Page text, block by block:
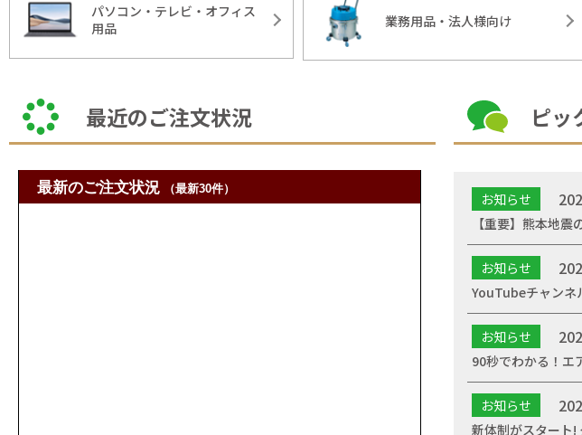
パソコン・テレビ・オフィス
用品
業務用品・法人様向け
最近のご注文状況 ピッ
お知らせ
【重要】熊本地
お知らせ
YouTubeチャンネ
お知らせ
90秒でわかる！エ
お知らせ
新体制がスタート!